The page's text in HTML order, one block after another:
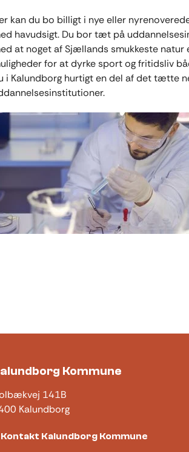
kan du bo billigt i nye eller
havudsigt. Du bor tæt på
at noget af Sjællands smukkeste natur
for at dyrke sport og fritidsliv
i Kalundborg hurtigt en del af det tætte
Kommune
141B
Kalundborg
Kontakt Kalundborg Kommune